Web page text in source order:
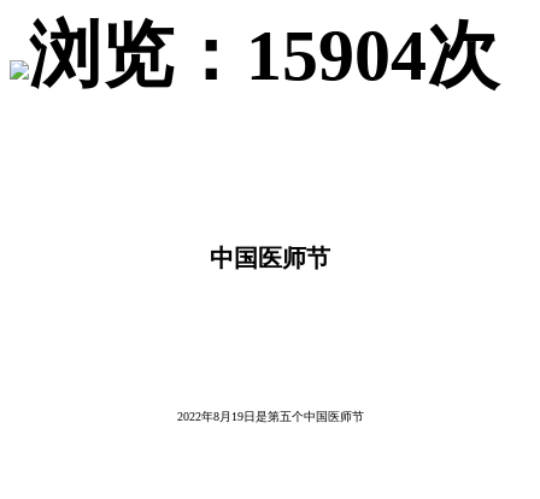
浏览：15904次
中国医师节
2022年8月19日是第五个中国医师节